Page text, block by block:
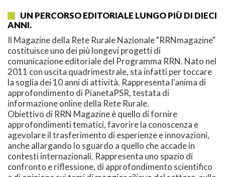
UN PERCORSO EDITORIALE LUNGO PIÙ DI DIECI
ANNI.
Il Magazine della Rete Rurale Nazionale "RRNmagazine"
costituisce uno dei più longevi progetti di
comunicazione editoriale del Programma RRN. Nato nel
2011 con uscita quadrimestrale, sta infatti per toccare
la soglia dei 10 anni di attività. Rappresenta l'anima di
approfondimento di PianetaPSR, testata di
informazione online della Rete Rurale.
Obiettivo di RRN Magazine è quello di fornire
approfondimenti tematici, favorire la conoscenza e
agevolare il trasferimento di esperienze e innovazioni,
anche allargando lo sguardo a quello che accade in
contesti internazionali. Rappresenta uno spazio di
confronto e riflessione, di approfondimento scientifico